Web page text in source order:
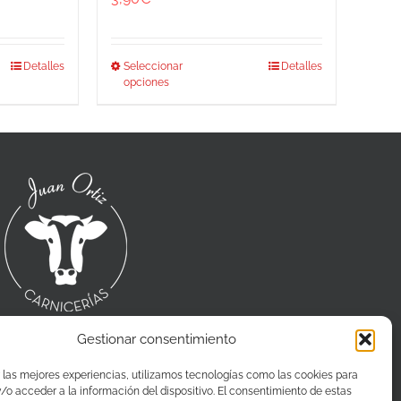
Gestionar consentimiento
las mejores experiencias, utilizamos tecnologías como las cookies para
o acceder a la información del dispositivo. El consentimiento de estas
Detalles
Seleccionar
opciones
múltiples
de
producto
Detalles
CONTACTO